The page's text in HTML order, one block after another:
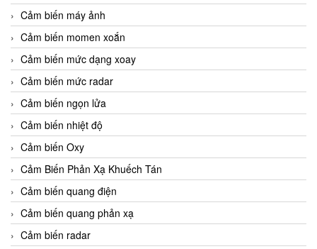
Cảm biến máy ảnh
Cảm biến momen xoắn
Cảm biến mức dạng xoay
Cảm biến mức radar
Cảm biến ngọn lửa
Cảm biến nhiệt độ
Cảm biến Oxy
Cảm Biến Phản Xạ Khuếch Tán
Cảm biến quang điện
Cảm biến quang phản xạ
Cảm biến radar